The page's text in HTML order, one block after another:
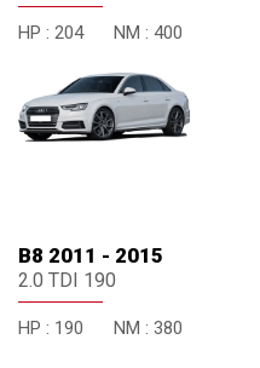
HP : 204 NM : 400
B8 2011 - 2015
2.0 TDI 190
HP : 190 NM : 380